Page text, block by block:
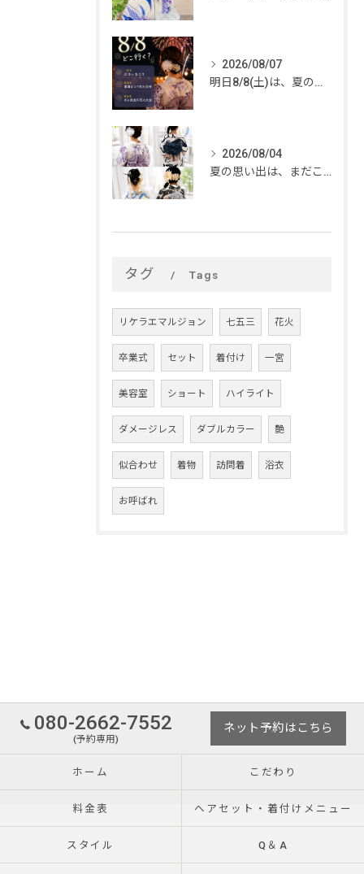
2026/08/07
明日8/8(土)は、夏のイベントがいっぱい🎆
2026/08/04
夏の思い出は、まだこれから。
タグ Tags
リケラエマルジョン 七五三 花火
卒業式 セット 着付け 一宮
美容室 ショート ハイライト
ダメージレス ダブルカラー 艶
似合わせ 着物 訪問着 浴衣
お呼ばれ
080-2662-7552
(予約専用)
ネット予約はこちら
ホーム こだわり
料金表 ヘアセット・着付けメニュー
スタイル Q＆A